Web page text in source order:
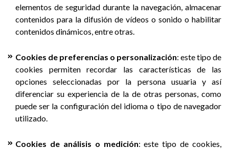
elementos de seguridad durante la navegación, almacenar
contenidos para la difusión de vídeos o sonido o habilitar
contenidos dinámicos, entre otras.
Cookies de preferencias o personalización: este tipo de
cookies permiten recordar las características de las
opciones seleccionadas por la persona usuaria y así
diferenciar su experiencia de la de otras personas, como
puede ser la configuración del idioma o tipo de navegador
utilizado.
Cookies de análisis o medición: este tipo de cookies,